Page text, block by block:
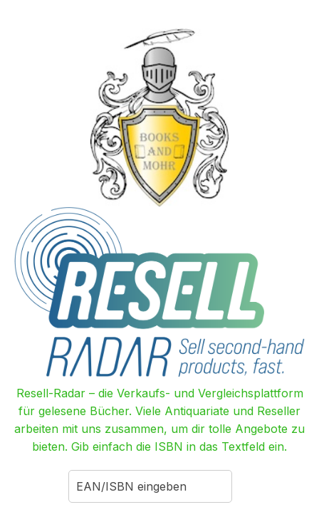
Resell-Radar – die Verkaufs- und Vergleichsplattform
für gelesene Bücher. Viele Antiquariate und Reseller
arbeiten mit uns zusammen, um dir tolle Angebote zu
bieten. Gib einfach die ISBN in das Textfeld ein.